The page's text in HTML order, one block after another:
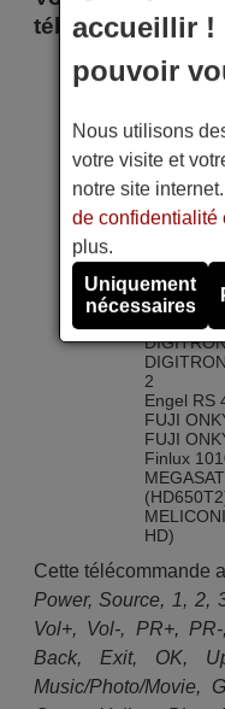
télécommande
ASTRELL
2)
Axil RS
CAHORS
CAHORS
CAHORS
HD-W5-
CGV
W3)
Clayton
2
Engel RS
FUJI
FUJI
Finlux
HD)
160HD - 2)
Microsat
Microsat
Sedea
Cette télécommande
Power, Source, 1, 2,
Vol+, Vol-, PR+,
Back, Exit, OK,
Music/Photo/Movie,
accueillir !
pouvoir
Nous utilisons
votre visite et
notre site
de confidentialité
plus.
Uniquement
nécessaires